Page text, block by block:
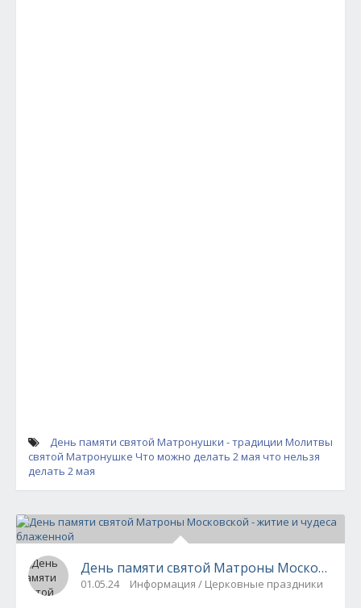
День памяти святой Матронушки - традиции Молитвы
святой Матронушке Что можно делать 2 мая что нельзя
делать 2 мая
День памяти святой Матроны Московской
01.05.24 Информация / Церковные праздники